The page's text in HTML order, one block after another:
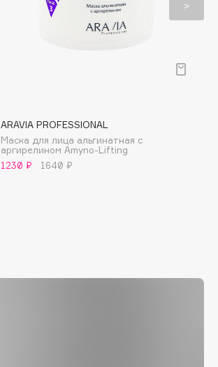
ARAVIA PROFESSIONAL
Маска для лица альгинатная с
аргирелином Amyno-Lifting
1230 ₽
1640 ₽